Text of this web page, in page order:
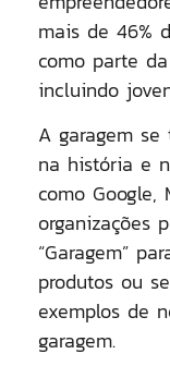
mais de 46%
como parte
incluindo
A garagem
na história e
como Google,
organizações
“Garagem”
produtos ou
exemplos de
garagem.